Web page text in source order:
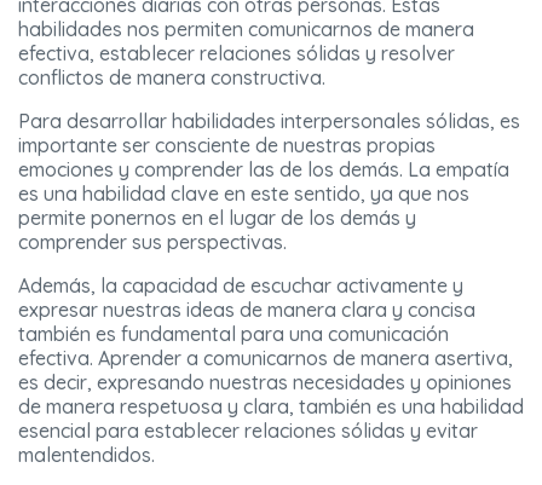
interacciones diarias con otras personas. Estas
habilidades nos permiten comunicarnos de manera
efectiva, establecer relaciones sólidas y resolver
conflictos de manera constructiva.
Para desarrollar habilidades interpersonales sólidas, es
importante ser consciente de nuestras propias
emociones y comprender las de los demás. La empatía
es una habilidad clave en este sentido, ya que nos
permite ponernos en el lugar de los demás y
comprender sus perspectivas.
Además, la capacidad de escuchar activamente y
expresar nuestras ideas de manera clara y concisa
también es fundamental para una comunicación
efectiva. Aprender a comunicarnos de manera asertiva,
es decir, expresando nuestras necesidades y opiniones
de manera respetuosa y clara, también es una habilidad
esencial para establecer relaciones sólidas y evitar
malentendidos.